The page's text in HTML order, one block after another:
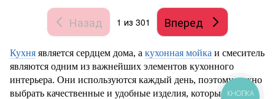
Назад 1 из 301 Вперед
Кухня является сердцем дома, а кухонная мойка и смеситель
являются одним из важнейших элементов кухонного
интерьера. Они используются каждый день, поэтому важно
выбрать качественные и удобные изделия, которые КНОПКА